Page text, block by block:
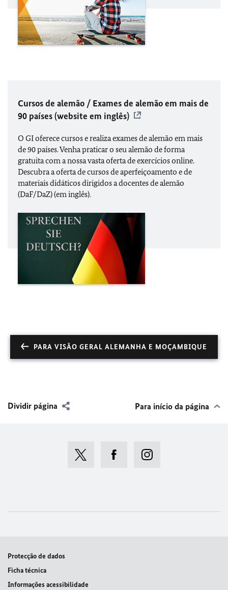
Cursos de alemão / Exames de alemão em mais de
90 países (website em inglês)
O GI oferece cursos e realiza exames de alemão em mais
de 90 países. Venha praticar o seu alemão de forma
gratuita com a nossa vasta oferta de exercícios online.
Descubra a oferta de cursos de aperfeiçoamento e de
materiais didáticos dirigidos a docentes de alemão
(DaF/DaZ) (em inglês).
PARA VISÃO GERAL ALEMANHA E MOÇAMBIQUE
Dividir página Para início da página
Protecção de dados
Ficha técnica
Informações acessibilidade